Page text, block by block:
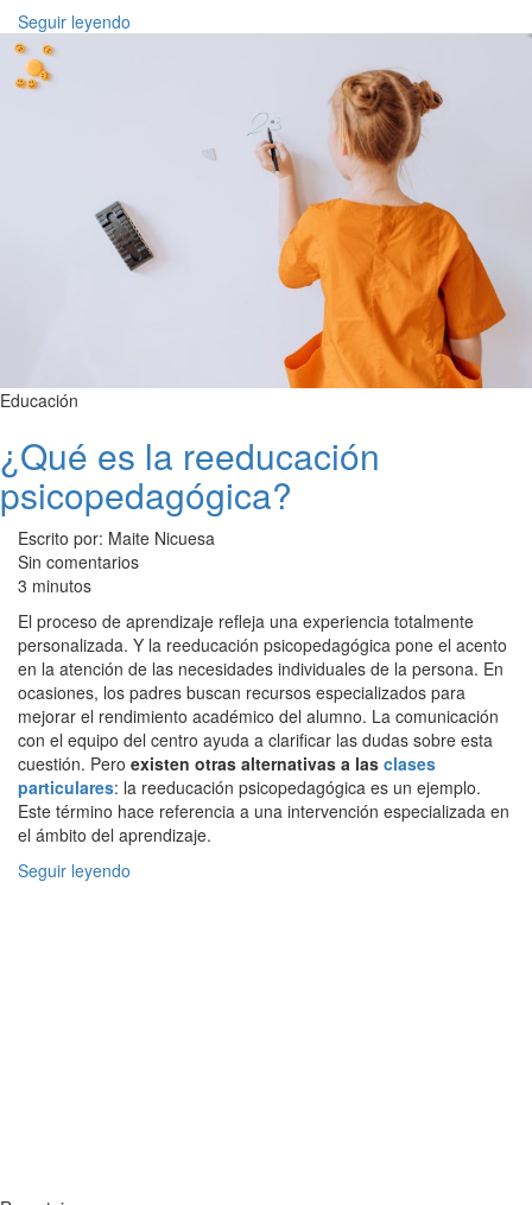
Seguir leyendo
Educación
¿Qué es la reeducación
psicopedagógica?
Escrito por: Maite Nicuesa
Sin comentarios
3 minutos
El proceso de aprendizaje refleja una experiencia totalmente
personalizada. Y la reeducación psicopedagógica pone el acento
en la atención de las necesidades individuales de la persona. En
ocasiones, los padres buscan recursos especializados para
mejorar el rendimiento académico del alumno. La comunicación
con el equipo del centro ayuda a clarificar las dudas sobre esta
cuestión. Pero existen otras alternativas a las clases
particulares: la reeducación psicopedagógica es un ejemplo.
Este término hace referencia a una intervención especializada en
el ámbito del aprendizaje.
Seguir leyendo